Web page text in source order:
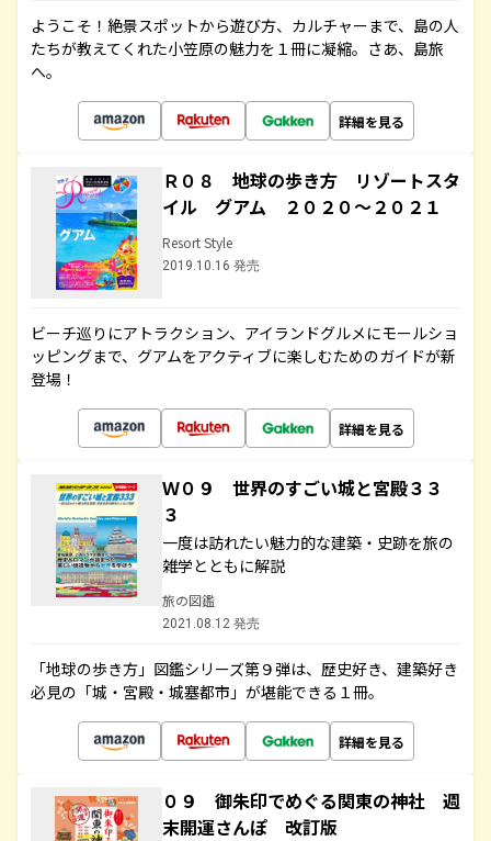
ようこそ！絶景スポットから遊び方、カルチャーまで、島の人
たちが教えてくれた小笠原の魅力を１冊に凝縮。さあ、島旅
へ。
詳細を見る
Ｒ０８ 地球の歩き方 リゾートスタ
イル グアム ２０２０～２０２１
Resort Style
2019.10.16 発売
ビーチ巡りにアトラクション、アイランドグルメにモールショ
ッピングまで、グアムをアクティブに楽しむためのガイドが新
登場！
詳細を見る
Ｗ０９ 世界のすごい城と宮殿３３
３
一度は訪れたい魅力的な建築・史跡を旅の
雑学とともに解説
旅の図鑑
2021.08.12 発売
「地球の歩き方」図鑑シリーズ第９弾は、歴史好き、建築好き
必見の「城・宮殿・城塞都市」が堪能できる１冊。
詳細を見る
０９ 御朱印でめぐる関東の神社 週
末開運さんぽ 改訂版